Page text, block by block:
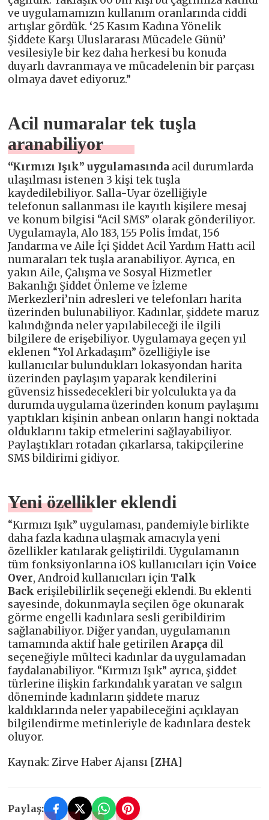
ve uygulamamızın kullanım oranlarında ciddi
artışlar gördük. ‘25 Kasım Kadına Yönelik
Şiddete Karşı Uluslararası Mücadele Günü’
vesilesiyle bir kez daha herkesi bu konuda
duyarlı davranmaya ve mücadelenin bir parçası
olmaya davet ediyoruz.”
Acil numaralar tek tuşla
aranabiliyor
“Kırmızı Işık” uygulamasında acil durumlarda
ulaşılması istenen 3 kişi tek tuşla
kaydedilebiliyor. Salla-Uyar özelliğiyle
telefonun sallanması ile kayıtlı kişilere mesaj
ve konum bilgisi “Acil SMS” olarak gönderiliyor.
Uygulamayla, Alo 183, 155 Polis İmdat, 156
Jandarma ve Aile İçi Şiddet Acil Yardım Hattı acil
numaraları tek tuşla aranabiliyor. Ayrıca, en
yakın Aile, Çalışma ve Sosyal Hizmetler
Bakanlığı Şiddet Önleme ve İzleme
Merkezleri’nin adresleri ve telefonları harita
üzerinden bulunabiliyor. Kadınlar, şiddete maruz
kalındığında neler yapılabileceği ile ilgili
bilgilere de erişebiliyor. Uygulamaya geçen yıl
eklenen “Yol Arkadaşım” özelliğiyle ise
kullanıcılar bulundukları lokasyondan harita
üzerinden paylaşım yaparak kendilerini
güvensiz hissedecekleri bir yolculukta ya da
durumda uygulama üzerinden konum paylaşımı
yaptıkları kişinin anbean onların hangi noktada
olduklarını takip etmelerini sağlayabiliyor.
Paylaştıkları rotadan çıkarlarsa, takipçilerine
SMS bildirimi gidiyor.
Yeni özellikler eklendi
“Kırmızı Işık” uygulaması, pandemiyle birlikte
daha fazla kadına ulaşmak amacıyla yeni
özellikler katılarak geliştirildi. Uygulamanın
tüm fonksiyonlarına iOS kullanıcıları içinVoice
Over, Android kullanıcıları için Talk
Back erişilebilirlik seçeneği eklendi. Bu eklenti
sayesinde, dokunmayla seçilen öge okunarak
görme engelli kadınlara sesli geribildirim
sağlanabiliyor. Diğer yandan, uygulamanın
tamamında aktif hale getirilenArapça dil
seçeneğiyle mülteci kadınlar da uygulamadan
faydalanabiliyor. “Kırmızı Işık” ayrıca, şiddet
türlerine ilişkin farkındalık yaratan ve salgın
döneminde kadınların şiddete maruz
kaldıklarında neler yapabileceğini açıklayan
bilgilendirme metinleriyle de kadınlara destek
oluyor.
Kaynak: Zirve Haber Ajansı [ZHA]
Paylaş: